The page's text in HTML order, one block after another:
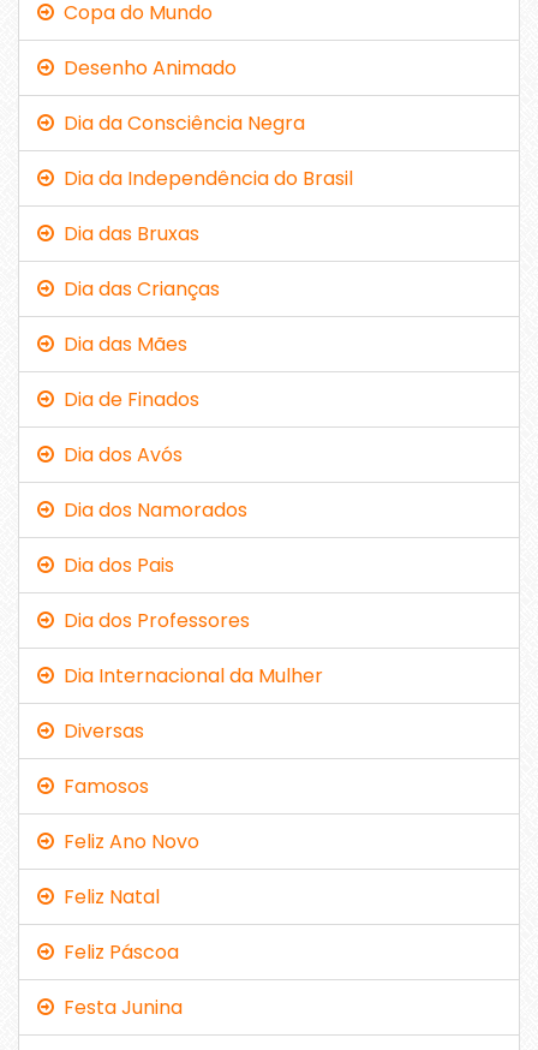
Copa do Mundo
Desenho Animado
Dia da Consciência Negra
Dia da Independência do Brasil
Dia das Bruxas
Dia das Crianças
Dia das Mães
Dia de Finados
Dia dos Avós
Dia dos Namorados
Dia dos Pais
Dia dos Professores
Dia Internacional da Mulher
Diversas
Famosos
Feliz Ano Novo
Feliz Natal
Feliz Páscoa
Festa Junina